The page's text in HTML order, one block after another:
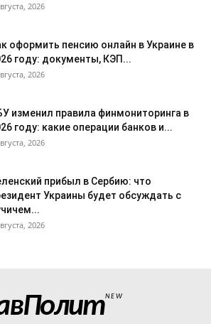
2026
оформить пенсию онлайн в Украине в
году: документы, КЭП...
2026
изменил правила финмониторинга в
году: какие операции банков и...
2026
прибыл в Сербию: что
Украины будет обсуждать с
2026
NEW